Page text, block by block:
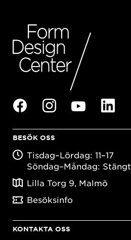
BESÖK OSS
Tisdag–Lördag: 11–17
Söndag–Måndag: Stängt
Lilla Torg 9, Malmö
Besöksinfo
KONTAKTA OSS